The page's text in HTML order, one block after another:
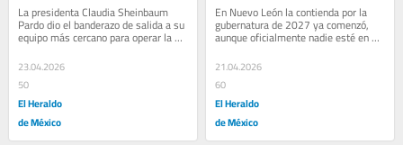
La presidenta Claudia Sheinbaum
Pardo dio el banderazo de salida a su
equipo más cercano para operar la
elección más importante de su
gobierno....
23.04.2026
50
El Heraldo
de México
En Nuevo León la contienda por la
gubernatura de 2027 ya comenzó,
aunque oficialmente nadie esté en
campaña. Y no empezó con actos
públicos ni...
21.04.2026
60
El Heraldo
de México